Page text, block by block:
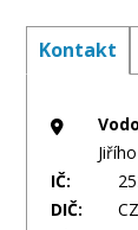
Kontakt
IČ:
DIČ: